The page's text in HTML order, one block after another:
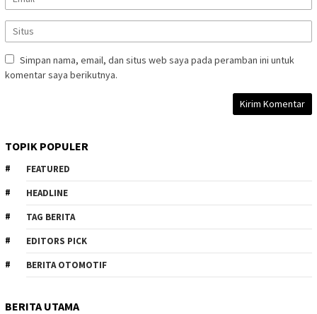
Simpan nama, email, dan situs web saya pada peramban ini untuk
komentar saya berikutnya.
TOPIK POPULER
FEATURED
HEADLINE
TAG BERITA
EDITORS PICK
BERITA OTOMOTIF
BERITA UTAMA